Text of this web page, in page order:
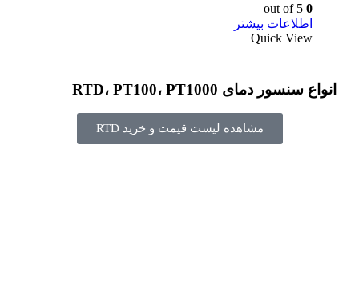
0
اطلاعات بیشتر
Quick View
انواع سنسور دمای RTD، PT100، PT1000
مشاهده لیست قیمت و خرید RTD